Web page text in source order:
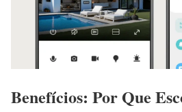
Benefícios: Por Que